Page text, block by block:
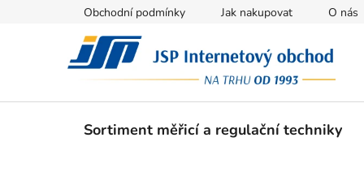
Obchodní podmínky Jak nakupovat O nás
Sortiment měřicí a regulační techniky